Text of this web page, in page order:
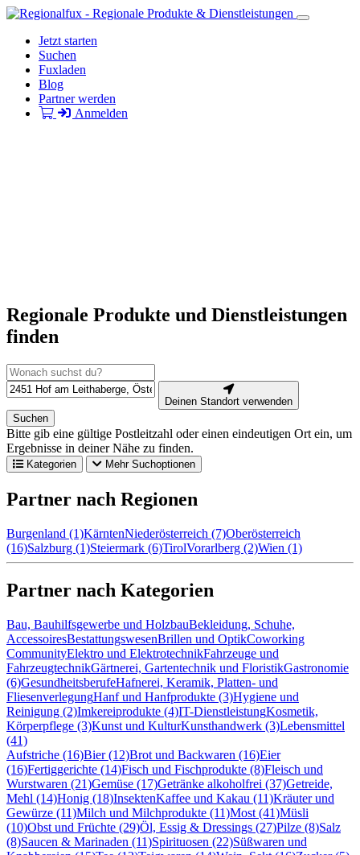
Jetzt starten
Suchen
Fuxladen
Blog
Partner werden
Anmelden
Regionale Produkte und Dienstleistungen
finden
Deinen Standort verwenden
Suchen
Bitte gib eine gültige Postleitzahl oder einen eindeutigen Ort ein, um
Ergebnisse in deiner Nähe zu finden.
Kategorien Mehr Suchoptionen
Partner nach Regionen
Burgenland (1)KärntenNiederösterreich (7)Oberösterreich
(16)Salzburg (1)Steiermark (6)TirolVorarlberg (2)Wien (1)
Partner nach Kategorien
Bau, Bauhilfsgewerbe und HolzbauBekleidung, Schuhe,
AccessoiresBestattungswesenBrillen und OptikCoworking
CommunityElektro und ElektrotechnikFahrzeuge und
FahrzeugtechnikGärtnerei, Gartentechnik und FloristikGastronomie
(6)GesundheitsberufeHafnerei, Keramik, Platten- und
FliesenverlegungHanf und Hanfprodukte (3)Hygiene und
Reinigung (2)Imkereiprodukte (4)IT-DienstleistungKosmetik,
Körperpflege (3)Kunst und KulturKunsthandwerk (3)Lebensmittel
(41)
Aufstriche (16)Bier (12)Brot und Backwaren (16)Eier
(16)Fertiggerichte (14)Fisch und Fischprodukte (8)Fleisch und
Wurstwaren (21)Gemüse (17)Getränke alkoholfrei (37)Getreide,
Mehl (14)Honig (18)InsektenKaffee und Kakau (11)Kräuter und
Gewürze (11)Milch und Milchprodukte (11)Most (41)Müsli
(10)Obst und Früchte (29)Öl, Essig & Dressings (27)Pilze (8)Salz
(8)Saucen & Marinaden (11)Spirituosen (22)Süßwaren und